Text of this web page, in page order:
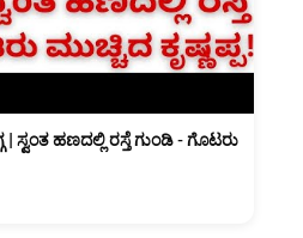
| ಸ್ವಂತ ಹಣದಲ್ಲಿ ರಸ್ತೆ ಗುಂಡಿ - ಗೊಟರು